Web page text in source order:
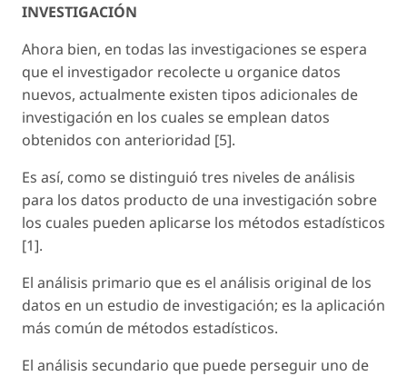
INVESTIGACIÓN
Ahora bien, en todas las investigaciones se espera
que el investigador recolecte u organice datos
nuevos, actualmente existen tipos adicionales de
investigación en los cuales se emplean datos
obtenidos con anterioridad [5].
Es así, como se distinguió tres niveles de análisis
para los datos producto de una investigación sobre
los cuales pueden aplicarse los métodos estadísticos
[1].
El análisis primario que es el análisis original de los
datos en un estudio de investigación; es la aplicación
más común de métodos estadísticos.
El análisis secundario que puede perseguir uno de